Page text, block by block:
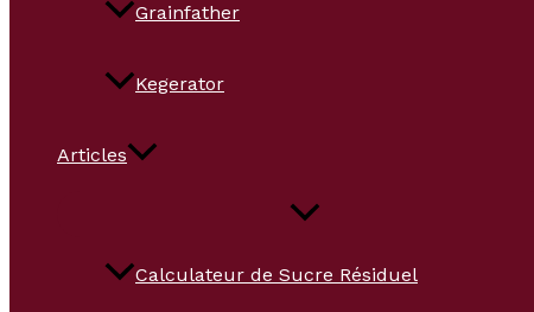
Grainfather
Kegerator
Articles
Calculateur de Sucre Résiduel